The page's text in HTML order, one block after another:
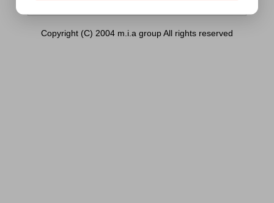
Copyright (C) 2004 m.i.a group All rights reserved